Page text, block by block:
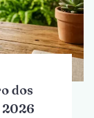
dos
2026